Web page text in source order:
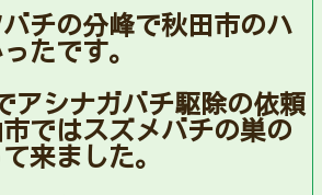
チの分峰で秋田市のハ
たです。
アシナガバチ駆除の依頼
ではスズメバチの巣の
来ました。